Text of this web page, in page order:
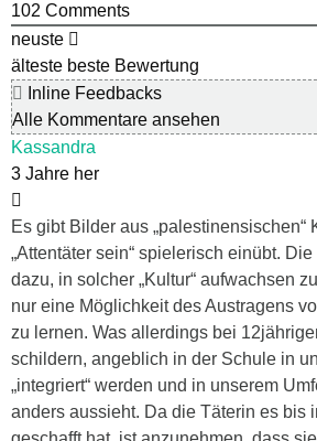
102 Comments
neuste
älteste beste Bewertung
Inline Feedbacks
Alle Kommentare ansehen
Kassandra
3 Jahre her
Es gibt Bilder aus „palestinensischen“
„Attentäter sein“ spielerisch einübt.
dazu, in solcher „Kultur“ aufwachsen
nur eine Möglichkeit des Austragens
zu lernen. Was allerdings bei
schildern, angeblich in der Schule in
„integriert“ werden und in unserem
anders aussieht. Da die Täterin es bis